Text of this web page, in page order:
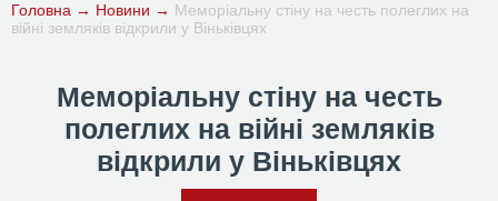
Головна → Новини → Меморіальну стіну на честь полеглих на
війні земляків відкрили у Віньківцях
Меморіальну стіну на честь
полеглих на війні земляків
відкрили у Віньківцях